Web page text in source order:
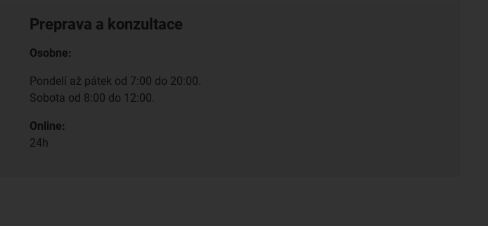
Preprava a konzultace
Osobne:
Pondelí až pátek od 7:00 do 20:00.
Sobota od 8:00 do 12:00.
Online:
24h